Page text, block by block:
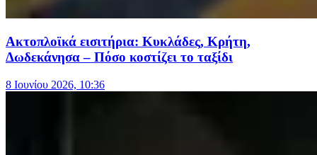
Ακτοπλοϊκά εισιτήρια: Κυκλάδες, Κρήτη,
Δωδεκάνησα – Πόσο κοστίζει το ταξίδι
8 Ιουνίου 2026, 10:36